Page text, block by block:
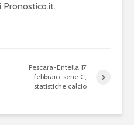
Pescara-Entella 17
febbraio: serie C,
statistiche calcio